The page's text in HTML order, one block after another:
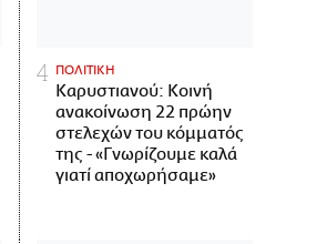
ΠΟΛΙΤΙΚΗ
Καρυστιανού: Κοινή
ανακοίνωση 22 πρώην
στελεχών του κόμματός
της - «Γνωρίζουμε καλά
γιατί αποχωρήσαμε»